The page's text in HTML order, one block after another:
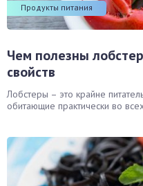
Продукты питания
Чем полезны
свойств
Лобстеры – это крайне
обитающие практически во
система
система
суставы, мышцы